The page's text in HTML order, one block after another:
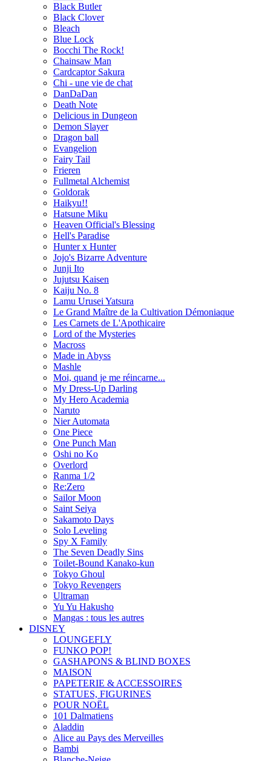
Black Butler
Black Clover
Bleach
Blue Lock
Bocchi The Rock!
Chainsaw Man
Cardcaptor Sakura
Chi - une vie de chat
DanDaDan
Death Note
Delicious in Dungeon
Demon Slayer
Dragon ball
Evangelion
Fairy Tail
Frieren
Fullmetal Alchemist
Goldorak
Haikyu!!
Hatsune Miku
Heaven Official's Blessing
Hell's Paradise
Hunter x Hunter
Jojo's Bizarre Adventure
Junji Ito
Jujutsu Kaisen
Kaiju No. 8
Lamu Urusei Yatsura
Le Grand Maître de la Cultivation Démoniaque
Les Carnets de L'Apothicaire
Lord of the Mysteries
Macross
Made in Abyss
Mashle
Moi, quand je me réincarne...
My Dress-Up Darling
My Hero Academia
Naruto
Nier Automata
One Piece
One Punch Man
Oshi no Ko
Overlord
Ranma 1/2
Re:Zero
Sailor Moon
Saint Seiya
Sakamoto Days
Solo Leveling
Spy X Family
The Seven Deadly Sins
Toilet-Bound Kanako-kun
Tokyo Ghoul
Tokyo Revengers
Ultraman
Yu Yu Hakusho
Mangas : tous les autres
DISNEY
LOUNGEFLY
FUNKO POP!
GASHAPONS & BLIND BOXES
MAISON
PAPETERIE & ACCESSOIRES
STATUES, FIGURINES
POUR NOËL
101 Dalmatiens
Aladdin
Alice au Pays des Merveilles
Bambi